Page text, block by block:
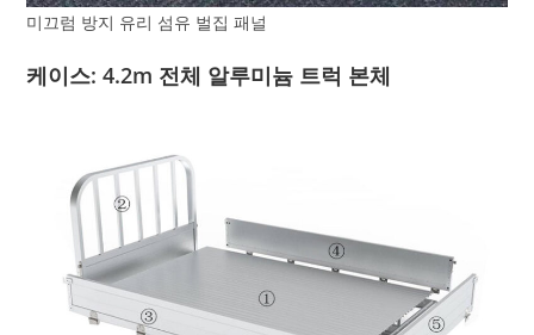
미끄럼 방지 유리 섬유 벌집 패널
케이스: 4.2m 전체 알루미늄 트럭 본체